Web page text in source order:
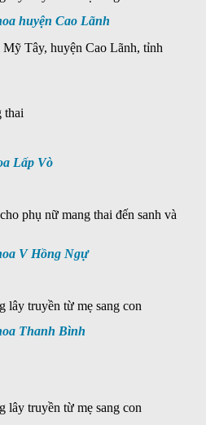
huyện Cao Lãnh
Tây, huyện Cao Lãnh, tỉnh
thai
Lấp Vò
phụ nữ mang thai đến sanh và
V Hồng Ngự
lây truyền từ mẹ sang con
Thanh Bình
lây truyền từ mẹ sang con